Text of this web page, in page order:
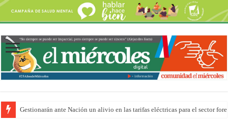
Gestionarán ante Nación un alivio en las tarifas eléctricas para el sector